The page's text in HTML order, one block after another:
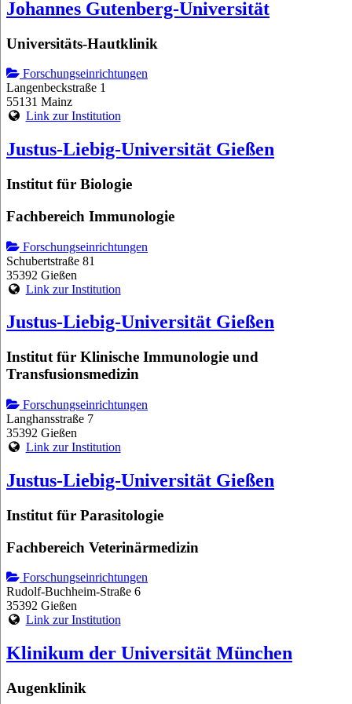
Johannes Gutenberg-Universität
Universitäts-Hautklinik
Forschungseinrichtungen
Langenbeckstraße 1
55131 Mainz
Link zur Institution
Justus-Liebig-Universität Gießen
Institut für Biologie
Fachbereich Immunologie
Forschungseinrichtungen
Schubertstraße 81
35392 Gießen
Link zur Institution
Justus-Liebig-Universität Gießen
Institut für Klinische Immunologie und
Transfusionsmedizin
Forschungseinrichtungen
Langhansstraße 7
35392 Gießen
Link zur Institution
Justus-Liebig-Universität Gießen
Institut für Parasitologie
Fachbereich Veterinärmedizin
Forschungseinrichtungen
Rudolf-Buchheim-Straße 6
35392 Gießen
Link zur Institution
Klinikum der Universität München
Augenklinik